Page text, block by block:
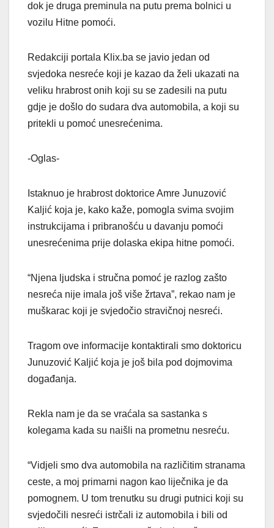
dok je druga preminula na putu prema bolnici u
vozilu Hitne pomoći.
Redakciji portala Klix.ba se javio jedan od
svjedoka nesreće koji je kazao da želi ukazati na
veliku hrabrost onih koji su se zadesili na putu
gdje je došlo do sudara dva automobila, a koji su
pritekli u pomoć unesrećenima.
-Oglas-
Istaknuo je hrabrost doktorice Amre Junuzović
Kaljić koja je, kako kaže, pomogla svima svojim
instrukcijama i pribranošću u davanju pomoći
unesrećenima prije dolaska ekipa hitne pomoći.
“Njena ljudska i stručna pomoć je razlog zašto
nesreća nije imala još više žrtava”, rekao nam je
muškarac koji je svjedočio stravičnoj nesreći.
Tragom ove informacije kontaktirali smo doktoricu
Junuzović Kaljić koja je još bila pod dojmovima
događanja.
Rekla nam je da se vraćala sa sastanka s
kolegama kada su naišli na prometnu nesreću.
“Vidjeli smo dva automobila na različitim stranama
ceste, a moj primarni nagon kao liječnika je da
pomognem. U tom trenutku su drugi putnici koji su
svjedočili nesreći istrčali iz automobila i bili od